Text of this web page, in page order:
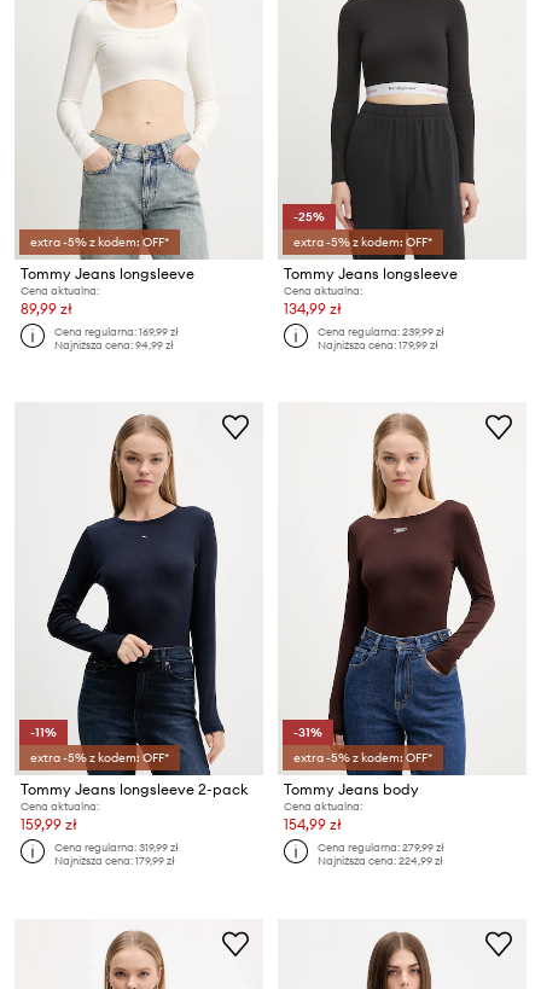
extra -5% z kodem: OFF*
Tommy Jeans longsleeve
Cena aktualna:
89,99 zł
Cena regularna:169,99 zł
Najniższa cena:94,99 zł
-25%
extra -5% z kodem: OFF*
Tommy Jeans longsleeve
Cena aktualna:
134,99 zł
Cena regularna:239,99 zł
Najniższa cena:179,99 zł
-11%
extra -5% z kodem: OFF*
Tommy Jeans longsleeve 2-pack
Cena aktualna:
159,99 zł
Cena regularna:319,99 zł
Najniższa cena:179,99 zł
-31%
extra -5% z kodem: OFF*
Tommy Jeans body
Cena aktualna:
154,99 zł
Cena regularna:279,99 zł
Najniższa cena:224,99 zł